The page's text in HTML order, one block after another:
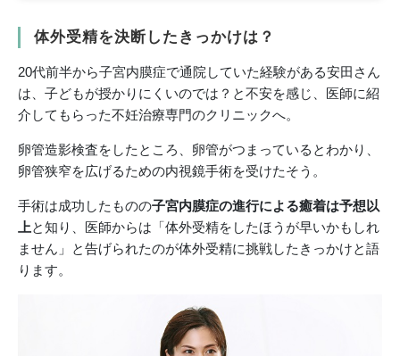
体外受精を決断したきっかけは？
20代前半から子宮内膜症で通院していた経験がある安田さん
は、子どもが授かりにくいのでは？と不安を感じ、医師に紹
介してもらった不妊治療専門のクリニックへ。
卵管造影検査をしたところ、卵管がつまっているとわかり、
卵管狭窄を広げるための内視鏡手術を受けたそう。
手術は成功したものの子宮内膜症の進行による癒着は予想以
上と知り、医師からは「体外受精をしたほうが早いかもしれ
ません」と告げられたのが体外受精に挑戦したきっかけと語
ります。